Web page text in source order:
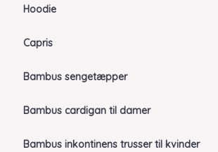
Hoodie
Capris
Bambus sengetæpper
Bambus cardigan til damer
Bambus inkontinens trusser til kvinder